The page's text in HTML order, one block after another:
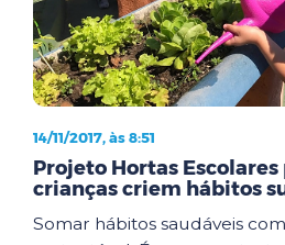
14/11/2017, às 8:51
Projeto Hortas
crianças criem hábitos
Somar hábitos saudáveis